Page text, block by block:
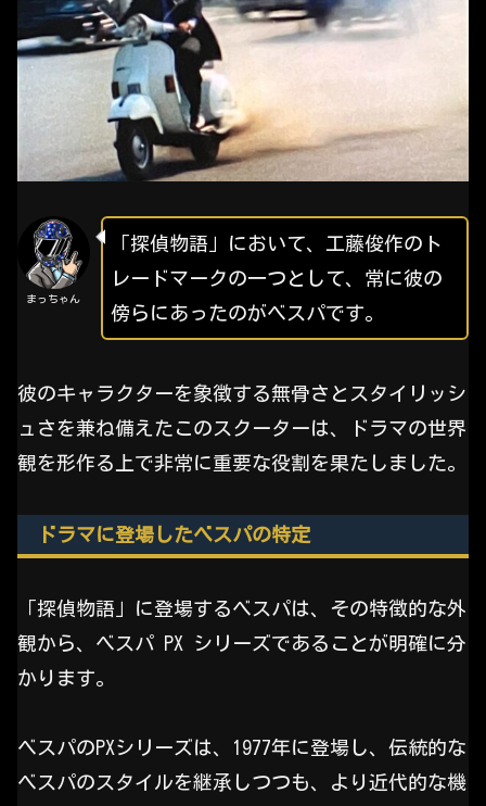
まっちゃん
「探偵物語」において、工藤俊作のト
レードマークの一つとして、常に彼の
傍らにあったのがベスパです。
彼のキャラクターを象徴する無骨さとスタイリッシ
ュさを兼ね備えたこのスクーターは、ドラマの世界
観を形作る上で非常に重要な役割を果たしました。
ドラマに登場したベスパの特定
「探偵物語」に登場するベスパは、その特徴的な外
観から、ベスパ PX シリーズであることが明確に分
かります。
ベスパのPXシリーズは、1977年に登場し、伝統的な
ベスパのスタイルを継承しつつも、より近代的な機